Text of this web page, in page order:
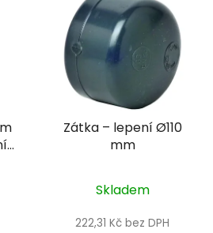
Zátka – lepení Ø110
mm
Skladem
222,31 Kč bez DPH